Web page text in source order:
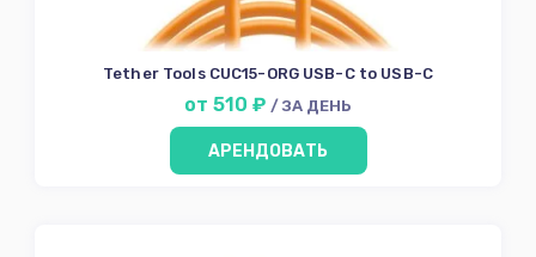
Tether Tools CUC15-ORG USB-C to USB-C
от 510 ₽ / ЗА ДЕНЬ
АРЕНДОВАТЬ